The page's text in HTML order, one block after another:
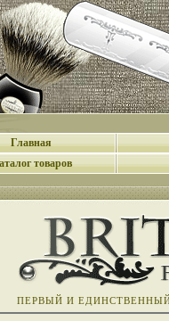
Главная
товаров
ПЕРВЫЙ И